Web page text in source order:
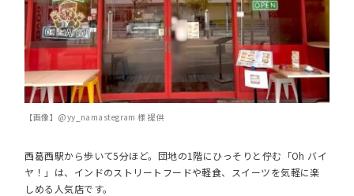
【画像】@yy_namastegram 様 提供
西葛西駅から歩いて5分ほど。団地の1階にひっそりと佇む「Oh バイ
ヤ！」は、インドのストリートフードや軽食、スイーツを気軽に楽
しめる人気店です。